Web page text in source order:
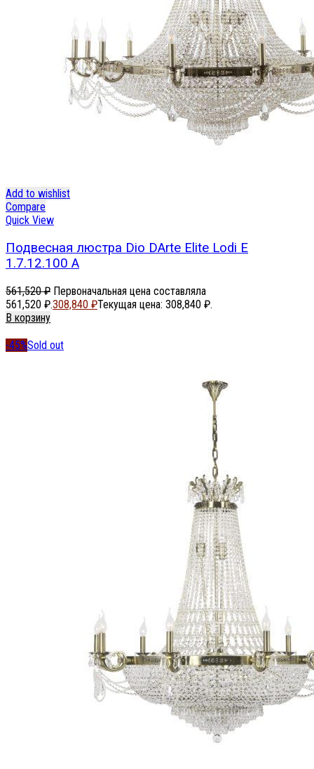
Add to wishlist
Compare
Quick View
Подвесная люстра Dio DArte Elite Lodi E
1.7.12.100 A
561,520₽ Первоначальная цена составляла
561,520 ₽.308,840 ₽Текущая цена: 308,840 ₽.
В корзину
-45%Sold out